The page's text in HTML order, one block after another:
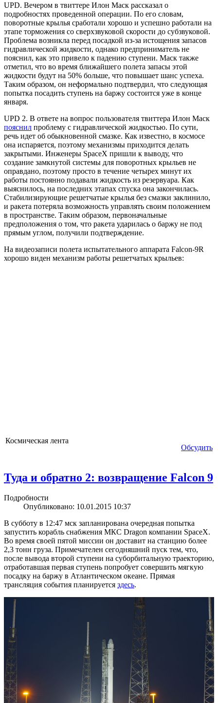
UPD. Вечером в твиттере Илон Маск рассказал о
подробностях проведенной операции. По его словам,
поворотные крылья сработали хорошо и успешно работали на
этапе торможения со сверхзвуковой скорости до субзвуковой.
Проблема возникла перед посадкой из-за истощения запасов
гидравлической жидкости, однако предприниматель не
пояснил, как это привело к падению ступени. Маск также
отметил, что во время ближайшего полета запасы этой
жидкости будут на 50% больше, что повышает шанс успеха.
Таким образом, он неформально подтвердил, что следующая
попытка посадить ступень на баржу состоится уже в конце
января.
UPD 2. В ответе на вопрос пользователя твиттера Илон Маск
пояснил проблему с гидравлической жидкостью. По сути,
речь идет об обыкновенной смазке. Как известно, в космосе
она испаряется, поэтому механизмы приходится делать
закрытыми. Инженеры SpaceX пришли к выводу, что
создание замкнутой системы для поворотных крыльев не
оправдано, поэтому просто в течение четырех минут их
работы постоянно подавали жидкость из резервуара. Как
выяснилось, на последних этапах спуска она закончилась.
Стабилизирующие решетчатые крылья без смазки заклинило,
и ракета потеряла возможность управлять своим положением
в пространстве. Таким образом, первоначальные
предположения о том, что ракета ударилась о баржу не под
прямым углом, получили подтверждение.
На видеозаписи полета испытательного аппарата Falcon-9R
хорошо виден механизм работы решетчатых крыльев:
Космическая лента
Обсудить
Туда и обратно 2: возвращение Falcon 9
Подробности
Опубликовано: 10.01.2015 10:37
В субботу в 12:47 мск запланирована очередная попытка
запустить корабль снабжения МКС Dragon компании SpaceX.
Во время своей пятой миссии он доставит на станцию более
2,3 тонн груза. Примечателен сегодняшний пуск тем, что,
после вывода второй ступени на суборбитальную траекторию,
отработавшая первая ступень попробует совершить мягкую
посадку на баржу в Атлантическом океане. Прямая
трансляция события планируется здесь.